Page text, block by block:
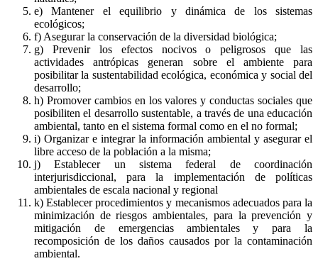
e) Mantener el equilibrio y dinámica de los sistemas
ecológicos;
f) Asegurar la conservación de la diversidad biológica;
g) Prevenir los efectos nocivos o peligrosos que las
actividades antrópicas generan sobre el ambiente para
posibilitar la sustentabilidad ecológica, económica y social del
desarrollo;
h) Promover cambios en los valores y conductas sociales que
posibiliten el desarrollo sustentable, a través de una educación
ambiental, tanto en el sistema formal como en el no formal;
i) Organizar e integrar la información ambiental y asegurar el
libre acceso de la población a la misma;
j) Establecer un sistema federal de coordinación
interjurisdiccional, para la implementación de políticas
ambientales de escala nacional y regional
k) Establecer procedimientos y mecanismos adecuados para la
minimización de riesgos ambientales, para la prevención y
mitigación de emergencias ambientales y para la
recomposición de los daños causados por la contaminación
ambiental.